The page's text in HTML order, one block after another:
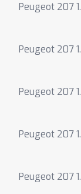
Peugeot 207
Peugeot 207
Peugeot 207
Peugeot 207
Peugeot 207